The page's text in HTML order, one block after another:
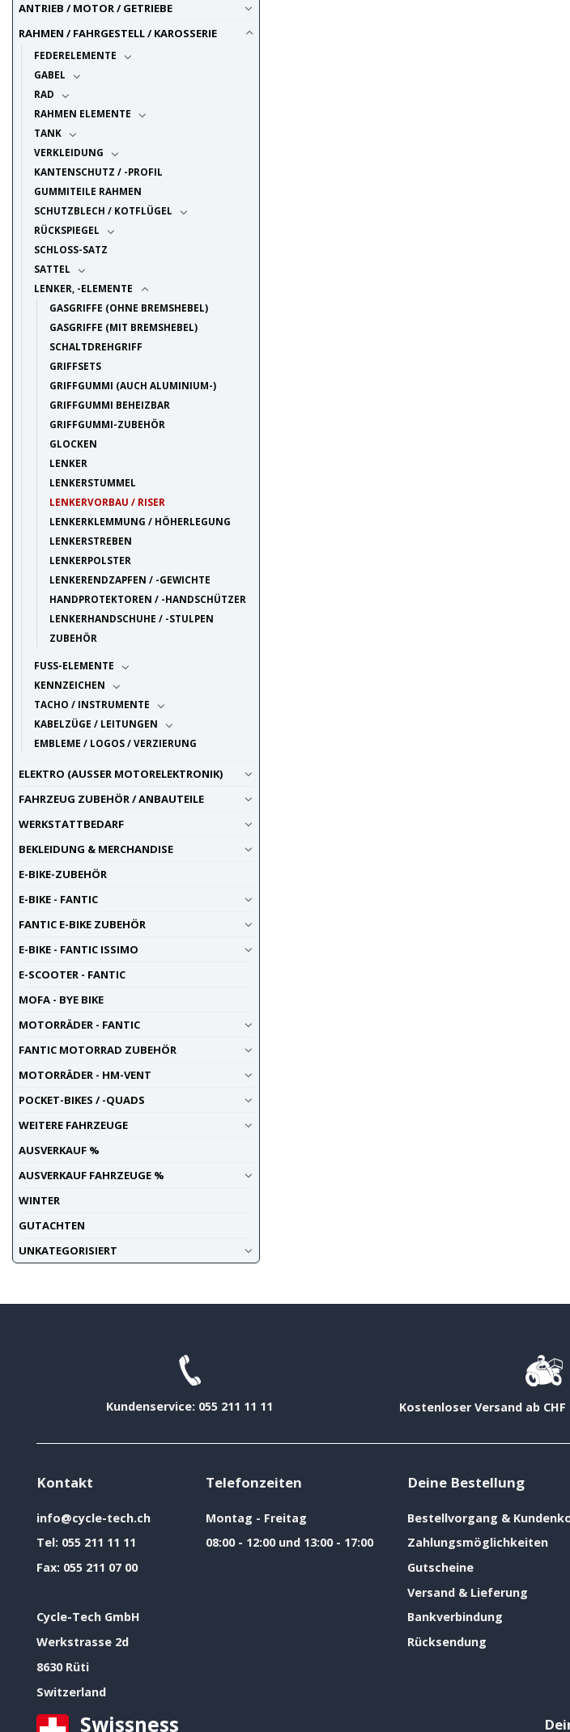
ANTRIEB / MOTOR / GETRIEBE
RAHMEN / FAHRGESTELL / KAROSSERIE
FEDERELEMENTE
GABEL
RAD
RAHMEN ELEMENTE
TANK
VERKLEIDUNG
KANTENSCHUTZ / -PROFIL
GUMMITEILE RAHMEN
SCHUTZBLECH / KOTFLÜGEL
RÜCKSPIEGEL
SCHLOSS-SATZ
SATTEL
LENKER, -ELEMENTE
GASGRIFFE (OHNE BREMSHEBEL)
GASGRIFFE (MIT BREMSHEBEL)
SCHALTDREHGRIFF
GRIFFSETS
GRIFFGUMMI (AUCH ALUMINIUM-)
GRIFFGUMMI BEHEIZBAR
GRIFFGUMMI-ZUBEHÖR
GLOCKEN
LENKER
LENKERSTUMMEL
LENKERVORBAU / RISER
LENKERKLEMMUNG / HÖHERLEGUNG
LENKERSTREBEN
LENKERPOLSTER
LENKERENDZAPFEN / -GEWICHTE
HANDPROTEKTOREN / -HANDSCHÜTZER
LENKERHANDSCHUHE / -STULPEN
ZUBEHÖR
FUSS-ELEMENTE
KENNZEICHEN
TACHO / INSTRUMENTE
KABELZÜGE / LEITUNGEN
EMBLEME / LOGOS / VERZIERUNG
ELEKTRO (AUSSER MOTORELEKTRONIK)
FAHRZEUG ZUBEHÖR / ANBAUTEILE
WERKSTATTBEDARF
BEKLEIDUNG & MERCHANDISE
E-BIKE-ZUBEHÖR
E-BIKE - FANTIC
FANTIC E-BIKE ZUBEHÖR
E-BIKE - FANTIC ISSIMO
E-SCOOTER - FANTIC
MOFA - BYE BIKE
MOTORRÄDER - FANTIC
FANTIC MOTORRAD ZUBEHÖR
MOTORRÄDER - HM-VENT
POCKET-BIKES / -QUADS
WEITERE FAHRZEUGE
AUSVERKAUF %
AUSVERKAUF FAHRZEUGE %
WINTER
GUTACHTEN
UNKATEGORISIERT
Kundenservice: 055 211 11 11 Kostenloser Versand ab
Kontakt
info@cycle-tech.ch
Tel: 055 211 11 11
Fax: 055 211 07 00
Cycle-Tech GmbH
Werkstrasse 2d
8630 Rüti
Switzerland
Telefonzeiten
Montag - Freitag
08:00 - 12:00 und 13:00 - 17:00
Deine Bestellung
Bestellvorgang &
Zahlungsmöglichkeiten
Gutscheine
Versand & Lieferung
Bankverbindung
Rücksendung
Swissness